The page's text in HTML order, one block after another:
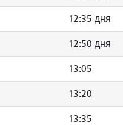
12:35 дня
12:50 дня
13:05
13:20
13:35